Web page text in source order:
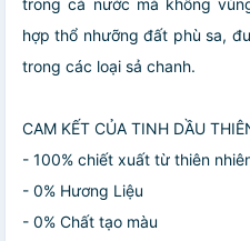
hợp thổ nhưỡng đất phù sa,
trong các loại sả chanh.
CAM KẾT CỦA TINH DẦU
- 100% chiết xuất từ thiên
- 0% Hương Liệu
- 0% Chất tạo màu